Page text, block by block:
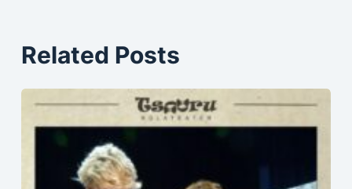
Related Posts